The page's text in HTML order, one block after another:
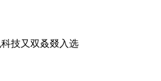
技又双叒叕入选